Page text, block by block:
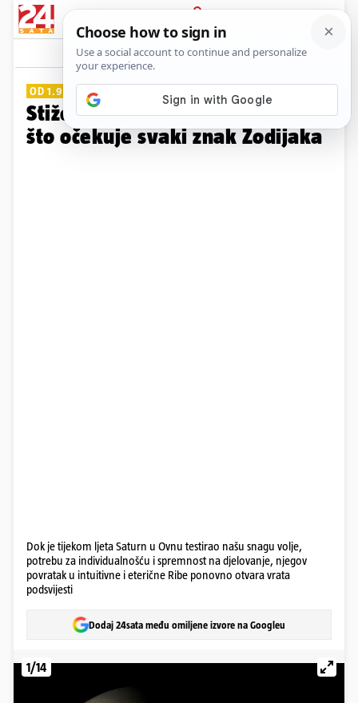
PRIJAVA
Galerija Komentari
OD 1.9 DO 27.11.
Stiže retrogradni Saturn! Evo
što očekuje svaki znak Zodijaka
Dok je tijekom ljeta Saturn u Ovnu testirao našu snagu volje,
potrebu za individualnošću i spremnost na djelovanje, njegov
povratak u intuitivne i eterične Ribe ponovno otvara vrata
podsvijesti
Dodaj 24sata među omiljene izvore na Googleu
1/14